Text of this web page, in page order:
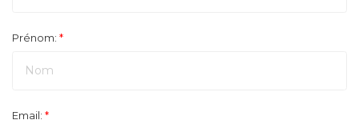
Prénom: *
Email: *